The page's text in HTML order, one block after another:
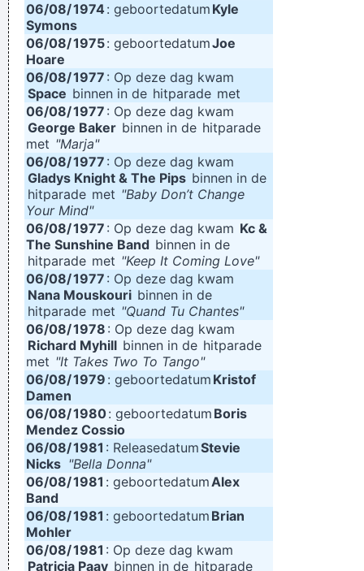
06/08/1974 : geboortedatum Kyle
Symons
06/08/1975: geboortedatumJoe
Hoare
06/08/1977 : Op deze dag kwam
Space binnen in de hitparade met
06/08/1977 : Op deze dag kwam
George Baker binnen in de hitparade
met "Marja"
06/08/1977 : Op deze dag kwam
Gladys Knight & The Pips binnen in de
hitparade met "Baby Don’t Change
Your Mind"
06/08/1977 : Op deze dag kwam Kc &
The Sunshine Band binnen in de
hitparade met "Keep It Coming Love"
06/08/1977 : Op deze dag kwam
Nana Mouskouri binnen in de
hitparade met "Quand Tu Chantes"
06/08/1978 : Op deze dag kwam
Richard Myhill binnen in de hitparade
met "It Takes Two To Tango"
06/08/1979 : geboortedatum Kristof
Damen
06/08/1980: geboortedatum Boris
Mendez Cossio
06/08/1981 : ReleasedatumStevie
Nicks "Bella Donna"
06/08/1981 : geboortedatumAlex
Band
06/08/1981 : geboortedatum Brian
Mohler
06/08/1981 : Op deze dag kwam
Patricia Paay binnen in de hitparade